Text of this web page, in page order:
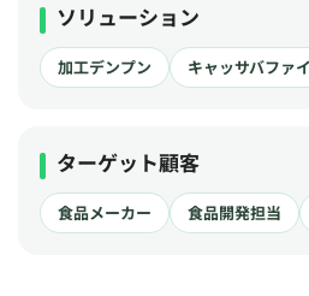
ソリューション
加工デンプン キャッサバファ
ターゲット顧客
食品メーカー 食品開発担当